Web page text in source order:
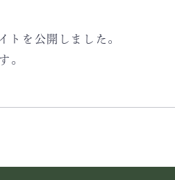
トを公開しました。
。